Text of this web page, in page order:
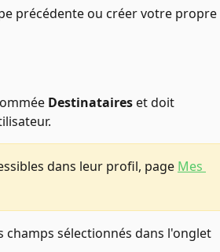
précédente ou créer votre propre
Destinataires et doit
dans leur profil, page Mes
sélectionnés dans l'onglet